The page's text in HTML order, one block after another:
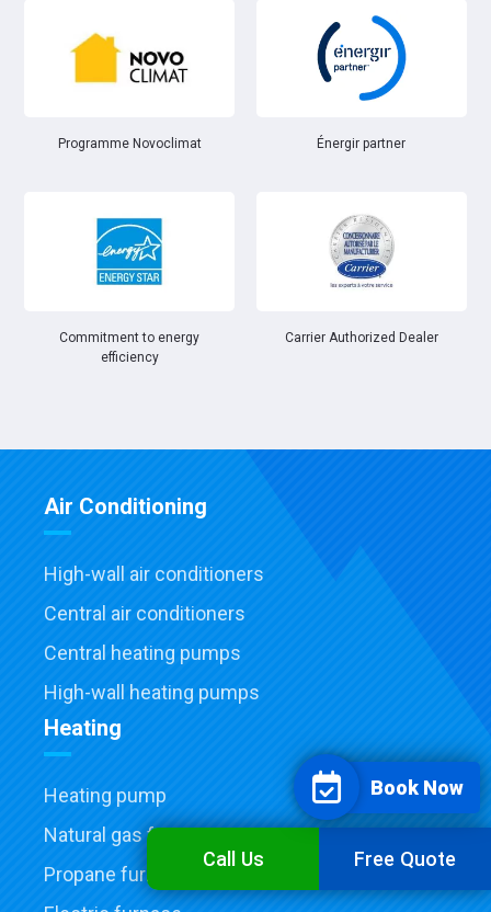
Programme Novoclimat Énergir partner
Commitment to energy
efficiency
Carrier Authorized Dealer
Air Conditioning
High-wall air conditioners
Central air conditioners
Central heating pumps
High-wall heating pumps
Heating
Heating pump
Natural gas furnace
Propane furnace
Call Us Free Quote
Book Now